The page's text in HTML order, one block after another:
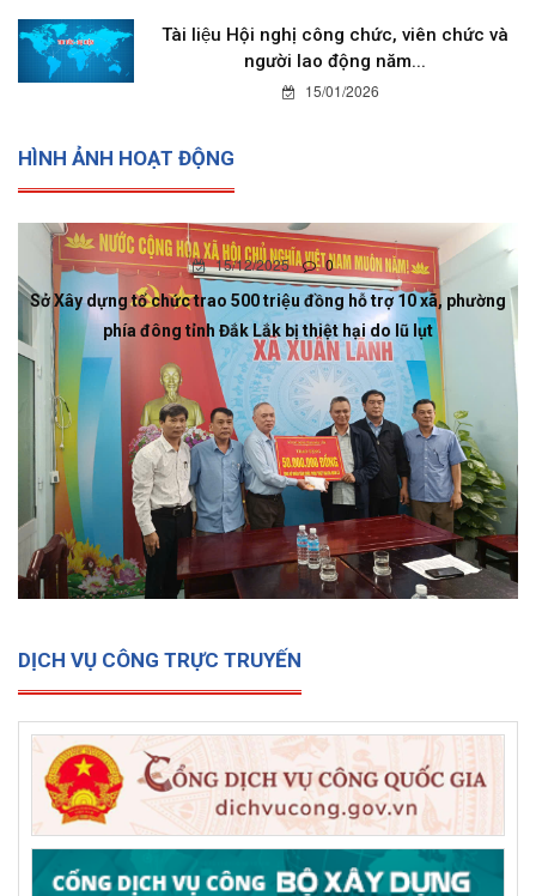
Tài liệu Hội nghị công chức, viên chức và
người lao động năm...
15/01/2026
HÌNH ẢNH HOẠT ĐỘNG
15/12/2025 0
Sở Xây dựng tổ chức trao 500 triệu đồng hỗ trợ 10 xã, phường
phía đông tỉnh Đắk Lắk bị thiệt hại do lũ lụt
DỊCH VỤ CÔNG TRỰC TRUYẾN